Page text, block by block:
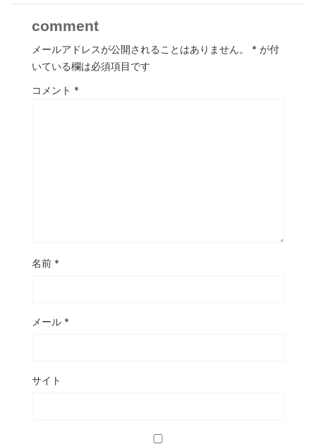
comment
メールアドレスが公開されることはありません。 * が付
いている欄は必須項目です
コメント *
名前 *
メール *
サイト